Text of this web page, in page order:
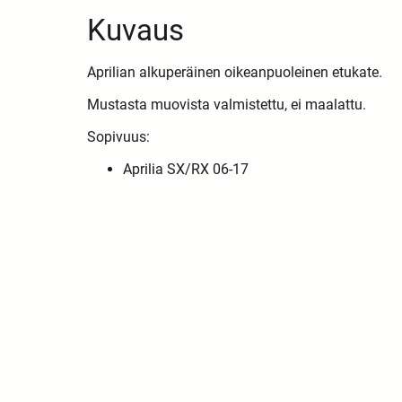
Kuvaus
Aprilian alkuperäinen oikeanpuoleinen etukate.
Mustasta muovista valmistettu, ei maalattu.
Sopivuus:
Aprilia SX/RX 06-17